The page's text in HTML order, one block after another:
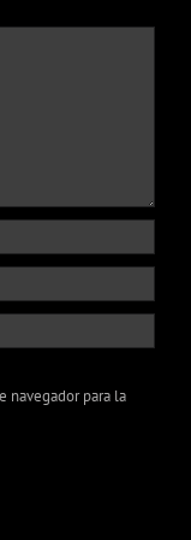
navegador para la